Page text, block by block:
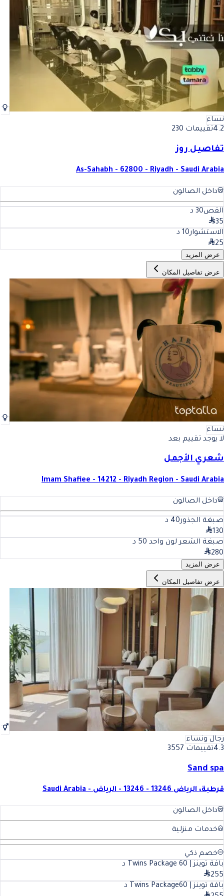
مشاغل وصالونات تجميل في الربوة - الرياض للحجز أونلاين
مشاغل وصالونات تجميل في
نساء
4.2تقييمات 230
تفاصيل روز
As-Sahabh - 62800 - Riyadh - Saudi Arabia
داخل الصالون
القص30 د
35
الاستشوار10 د
25
عرض المزيد
عرض تفاصيل المكان
نساء
لا يوجد تقييم بعد
شعري الأجمل
Imam Shafiee - 14212 - Riyadh Region - Saudi Arabia
داخل الصالون
صبغة الجذور40 د
130
صبغة الشعر لون واحد 50 د
280
عرض المزيد
عرض تفاصيل المكان
رجال ونساء
4.3تقييمات 3557
Sand spa
قرطبة، الرياض 13246 - 13246 - الرياض - Saudi Arabia
داخل الصالون
خدمات منزلية
خصم ذكي
باقة توينز | Twins Package 60
د
255
باقة توينز | Twins Package 60
د